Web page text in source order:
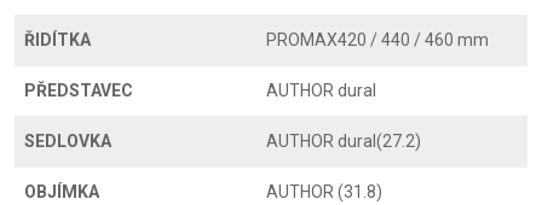
ŘIDÍTKA PROMAX420 / 440 / 460 mm
PŘEDSTAVEC AUTHOR dural
SEDLOVKA AUTHOR dural(27.2)
OBJÍMKA AUTHOR (31.8)